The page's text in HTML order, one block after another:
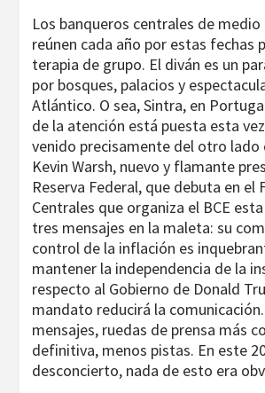
Los banqueros centrales de
reúnen cada año por estas fechas
terapia de grupo. El diván es un
por bosques, palacios y
Atlántico. O sea, Sintra, en
de la atención está puesta esta
venido precisamente del otro lado
Kevin Warsh, nuevo y flamante
Reserva Federal, que debuta en el
Centrales que organiza el BCE
tres mensajes en la maleta: su
control de la inflación es
mantener la independencia de la
respecto al Gobierno de Donald
mandato reducirá la
mensajes, ruedas de prensa más
definitiva, menos pistas. En este
desconcierto, nada de esto era